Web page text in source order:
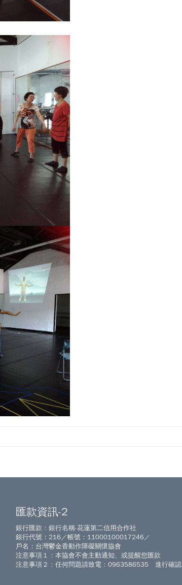
匯款資訊-2
銀行匯款：銀行名稱-花蓮第二信用合作社
銀行代號：216／帳號：11000100017246／
戶名：台灣鬱金香動作障礙關懷協會
注意事項１：本協會不會主動通知、或提醒您匯款
注意事項２：任何問題請致電：0963586535 進行確認